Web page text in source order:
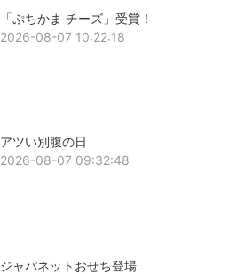
「ぷちかま チーズ」受賞！
2026-08-07 10:22:18
アツい別腹の日
2026-08-07 09:32:48
ジャパネットおせち登場